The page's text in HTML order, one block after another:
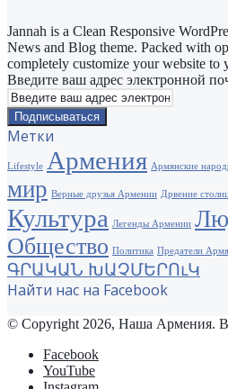
Jannah is a Clean Responsive
News and Blog theme. Packed with
completely customize your website to
Введите ваш адрес электронной
Метки
Lifestyle Армения Армянские
мир Верные друзья Армении Дрвение
Культура Легенды Армении
Общество Политика Предатели
ԳՐԱԿԱՆ ԽԱՉՄԵՐՈւԿ
Найти нас на Facebook
© Copyright 2026, Наша Армения.
Facebook
YouTube